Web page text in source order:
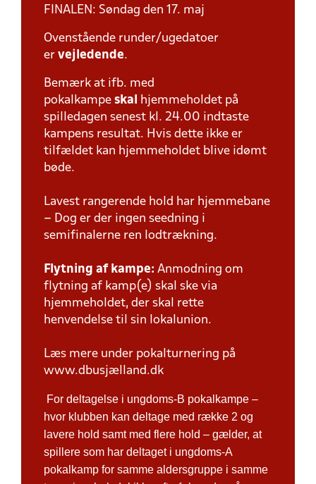
FINALEN: Søndag den 17. maj
Ovenstående runder/ugedatoer
er vejledende.
Bemærk at ifb. med
pokalkampe skal
hjemmeholdet på
spilledagen senest kl. 24.00 indtaste
kampens resultat. Hvis dette ikke er
tilfældet kan hjemmeholdet blive idømt
bøde.
Lavest rangerende hold har hjemmebane
– Dog er der ingen seedning i
semifinalerne ren lodtrækning.
Flytning af kampe: Anmodning om
flytning af kamp(e) skal ske via
hjemmeholdet, der skal rette
henvendelse til sin lokalunion.
Læs mere under pokalturnering på
www.dbusjælland.dk
For deltagelse i ungdoms-B pokalkampe –
hvor klubben kan deltage med række 2 og
lavere hold samt med flere hold – gælder, at
spillere som har deltaget i ungdoms-A
pokalkamp for samme aldersgruppe i samme